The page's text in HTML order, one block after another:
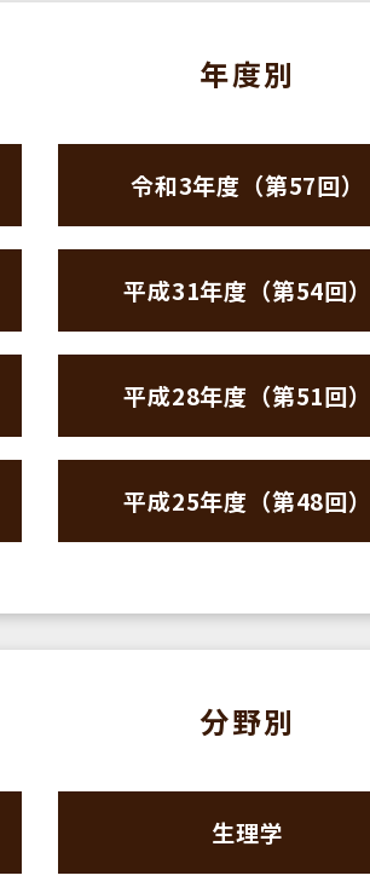
年度別
令和3年度（第57回）
平成31年度（第54回）
平成28年度（第51回）
平成25年度（第48回）
分野別
生理学